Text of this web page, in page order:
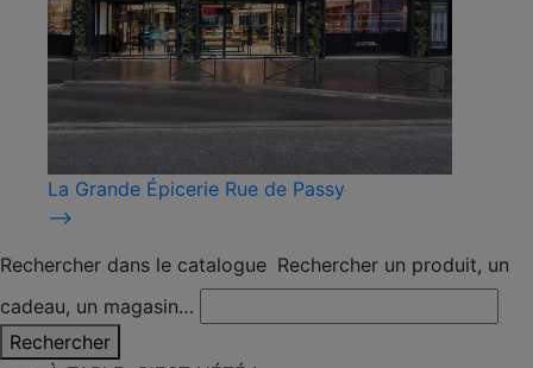
La Grande Épicerie Rue de Passy
⟶
Rechercher dans le catalogue Rechercher un produit, un
cadeau, un magasin…
Rechercher